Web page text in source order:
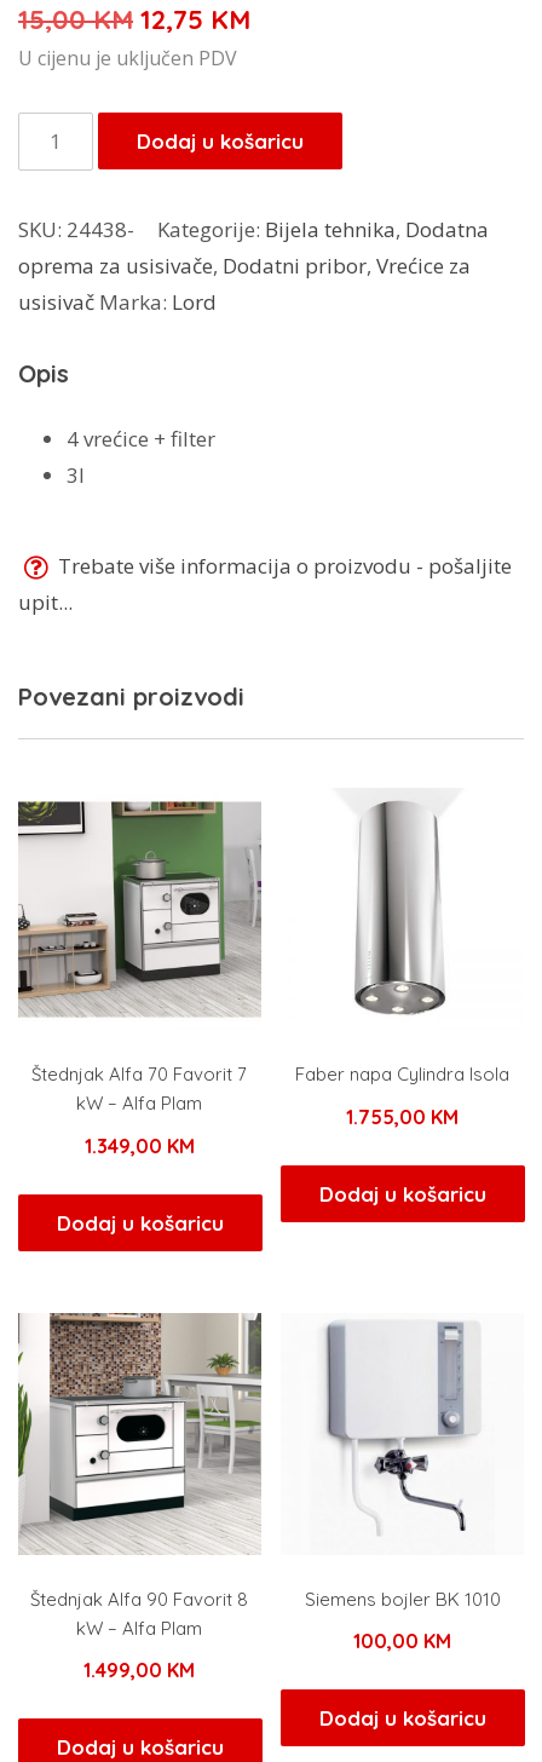
15,00KM Izvorna
cijena
je:
15,00 KM.
12,75 KM
12,75 KM.
U cijenu je uključen PDV
Lord
vrećice
usisivač
S1
količina
Dodaj u košaricu
SKU: 24438- Kategorije: Bijela tehnika, Dodatna
oprema za usisivače, Dodatni pribor, Vrećice za
usisivač Marka: Lord
Opis
4 vrećice + filter
3l
Trebate više informacija o proizvodu - pošaljite
upit...
Povezani proizvodi
Štednjak Alfa 70 Favorit 7
kW – Alfa Plam
1.349,00 KM
Dodaj u košaricu
Faber napa Cylindra Isola
1.755,00 KM
Dodaj u košaricu
Štednjak Alfa 90 Favorit 8
kW – Alfa Plam
1.499,00 KM
Dodaj u košaricu
Siemens bojler BK 1010
100,00 KM
Dodaj u košaricu